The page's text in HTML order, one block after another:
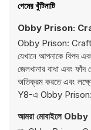
গেমের খুঁটিনাটি
Obby Prison:
Obby Prison: Craft
যেখানে আপনাকে বিপদ
জেলখানার বাধা এবং
অতিক্রম করতে এবং
Y8-এ Obby Prison:
আমরা মোবাইলে